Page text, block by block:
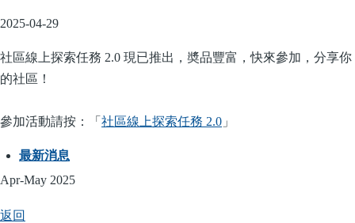
2025-04-29
社區線上探索任務 2.0 現已推出，奬品豐富，快來參加，分享你
的社區！
參加活動請按：「 社區線上探索任務 2.0 」
最新消息
Apr-May 2025
返回